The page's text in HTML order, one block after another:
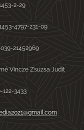
29
231-09
21452969
Zsuzsa Judit